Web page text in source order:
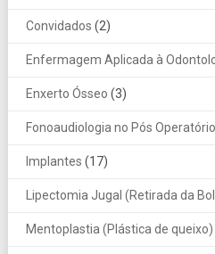
Convidados (2)
Enfermagem Aplicada à
Enxerto Ósseo (3)
Fonoaudiologia no Pós Operatório
Implantes (17)
Lipectomia Jugal (Retirada da
Mentoplastia (Plástica de queixo)